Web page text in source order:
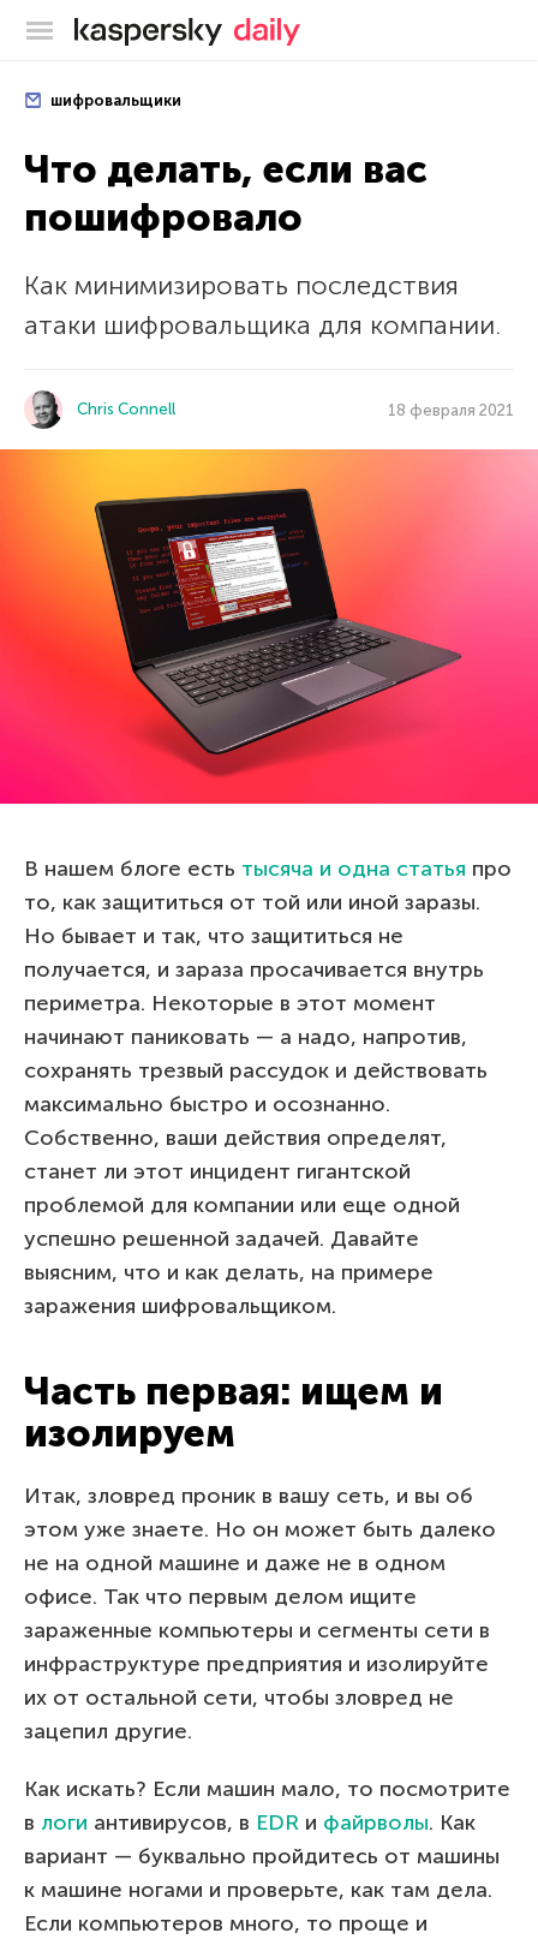
Блог Касперского
шифровальщики
Что делать, если вас
пошифровало
Как минимизировать последствия
атаки шифровальщика для компании.
Chris Connell 18 февраля 2021
В нашем блоге есть тысяча и одна статья про
то, как защититься от той или иной заразы.
Но бывает и так, что защититься не
получается, и зараза просачивается внутрь
периметра. Некоторые в этот момент
начинают паниковать — а надо, напротив,
сохранять трезвый рассудок и действовать
максимально быстро и осознанно.
Собственно, ваши действия определят,
станет ли этот инцидент гигантской
проблемой для компании или еще одной
успешно решенной задачей. Давайте
выясним, что и как делать, на примере
заражения шифровальщиком.
Часть первая: ищем и
изолируем
Итак, зловред проник в вашу сеть, и вы об
этом уже знаете. Но он может быть далеко
не на одной машине и даже не в одном
офисе. Так что первым делом ищите
зараженные компьютеры и сегменты сети в
инфраструктуре предприятия и изолируйте
их от остальной сети, чтобы зловред не
зацепил другие.
Как искать? Если машин мало, то посмотрите
в логи антивирусов, в EDR и файрволы. Как
вариант — буквально пройдитесь от машины
к машине ногами и проверьте, как там дела.
Если компьютеров много, то проще и